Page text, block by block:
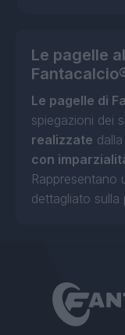
Le pagelle
Le pagelle di
spiegazioni dei
realizzate
con
Rappresentano
dettagliato sulla